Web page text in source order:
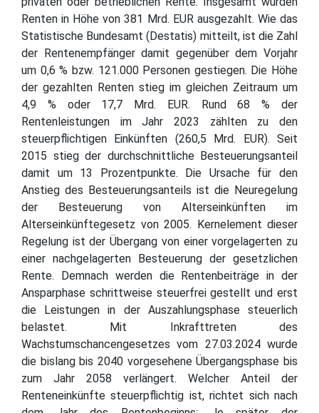
Renten in Höhe von 381 Mrd. EUR ausgezahlt. Wie das
Statistische Bundesamt (Destatis) mitteilt, ist die Zahl
der Rentenempfänger damit gegenüber dem Vorjahr
um 0,6 % bzw. 121.000 Personen gestiegen. Die Höhe
der gezahlten Renten stieg im gleichen Zeitraum um
4,9 % oder 17,7 Mrd. EUR. Rund 68 % der
Rentenleistungen im Jahr 2023 zählten zu den
steuerpflichtigen Einkünften (260,5 Mrd. EUR). Seit
2015 stieg der durchschnittliche Besteuerungsanteil
damit um 13 Prozentpunkte. Die Ursache für den
Anstieg des Besteuerungsanteils ist die Neuregelung
der Besteuerung von Alterseinkünften im
Alterseinkünftegesetz von 2005. Kernelement dieser
Regelung ist der Übergang von einer vorgelagerten zu
einer nachgelagerten Besteuerung der gesetzlichen
Rente. Demnach werden die Rentenbeiträge in der
Ansparphase schrittweise steuerfrei gestellt und erst
die Leistungen in der Auszahlungsphase steuerlich
belastet. Mit Inkrafttreten des
Wachstumschancengesetzes vom 27.03.2024 wurde
die bislang bis 2040 vorgesehene Übergangsphase bis
zum Jahr 2058 verlängert. Welcher Anteil der
Renteneinkünfte steuerpflichtig ist, richtet sich nach